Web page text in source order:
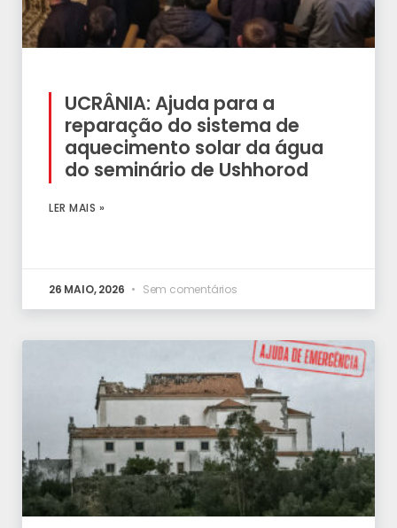
UCRÂNIA: Ajuda para a
reparação do sistema de
aquecimento solar da água
do seminário de Ushhorod
LER MAIS »
26 MAIO, 2026 Sem comentários